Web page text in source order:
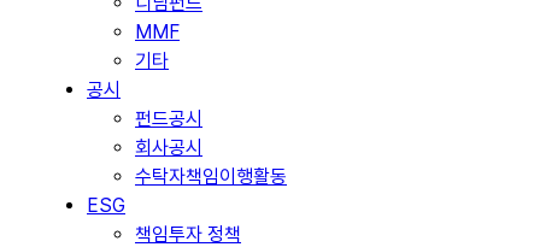
MMF
기타
공시
펀드공시
회사공시
수탁자책임이행활동
ESG
책임투자 정책